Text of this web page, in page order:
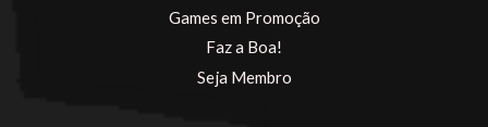
Games em Promoção
Faz a Boa!
Seja Membro